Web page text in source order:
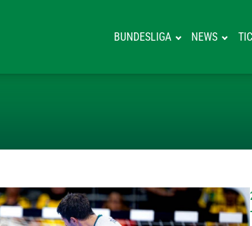
BUNDESLIGA NEWS